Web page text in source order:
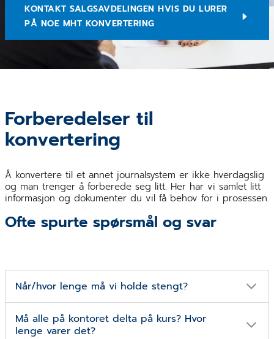
KONTAKT SALGSAVDELINGEN HVIS DU LURER
PÅ NOE MHT KONVERTERING
Forberedelser til
konvertering
Å konvertere til et annet journalsystem er ikke hverdagslig
og man trenger å forberede seg litt. Her har vi samlet litt
informasjon og dokumenter du vil få behov for i prosessen.
Ofte spurte spørsmål og svar
Når/hvor lenge må vi holde stengt?
konverteres. Oppstartsdagen må dere kun ha halv
pasientliste.
Må alle på kontoret delta på kurs? Hvor
lenge varer det?